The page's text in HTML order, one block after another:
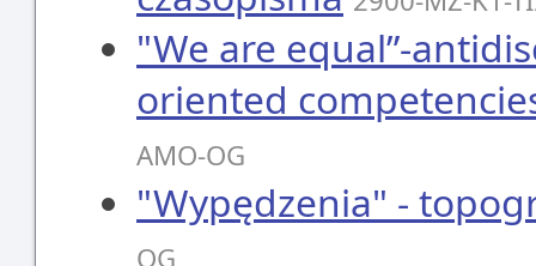
"We are equal”-
oriented
AMO-OG
"Wypędzenia" -
OG